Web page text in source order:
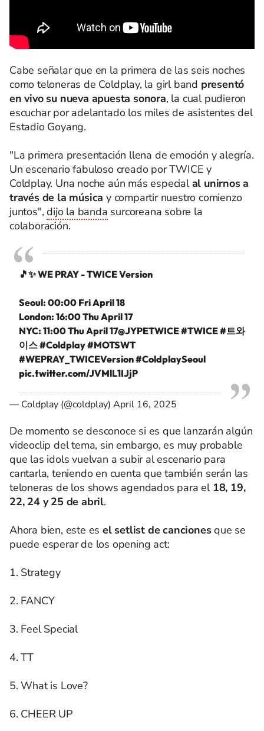
Cabe señalar que en la primera de las seis noches
como teloneras de Coldplay, la girl band presentó
en vivo su nueva apuesta sonora, la cual pudieron
escuchar por adelantado los miles de asistentes del
Estadio Goyang.
"La primera presentación llena de emoción y alegría.
Un escenario fabuloso creado por TWICE y
Coldplay. Una noche aún más especialal unirnos a
través de la música y compartir nuestro comienzo
juntos",dijo la banda surcoreana sobre la
colaboración.
🎵✨ WE PRAY - TWICE Version
Seoul: 00:00 Fri April 18
London: 16:00 Thu April 17
NYC: 11:00 Thu April 17@JYPETWICE#TWICE#트와
이스#Coldplay#MOTSWT
#WEPRAY_TWICEVersion#ColdplaySeoul
pic.twitter.com/JVMlL1IJjP
— Coldplay (@coldplay) April 16, 2025
De momento se desconoce si es que lanzarán algún
videoclip del tema, sin embargo, es muy probable
que las idols vuelvan a subir al escenario para
cantarla, teniendo en cuenta que también serán las
teloneras de los shows agendados para el 18, 19,
22, 24 y 25 de abril.
Ahora bien, este es el setlist de cancionesque se
puede esperar de los opening act:
1. Strategy
2. FANCY
3. Feel Special
4. TT
5. What is Love?
6. CHEER UP